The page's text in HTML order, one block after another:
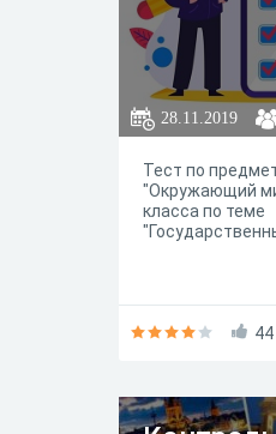
28.11.2019
Тест по
"Окружающий
класса по теме
44